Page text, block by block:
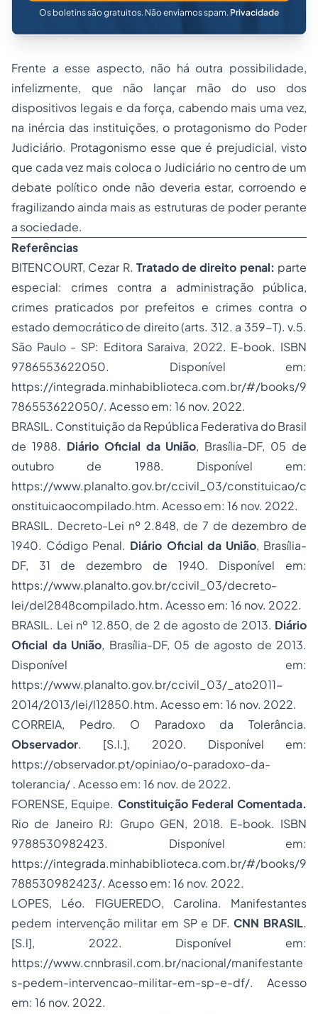
Os boletins são gratuitos. Não enviamos spam. Privacidade
Frente a esse aspecto, não há outra possibilidade,
infelizmente, que não lançar mão do uso dos
dispositivos legais e da força, cabendo mais uma vez,
na inércia das instituições, o protagonismo do Poder
Judiciário. Protagonismo esse que é prejudicial, visto
que cada vez mais coloca o Judiciário no centro de um
debate político onde não deveria estar, corroendo e
fragilizando ainda mais as estruturas de poder perante
a sociedade.
Referências
BITENCOURT, Cezar R. Tratado de direito penal: parte
especial: crimes contra a administração pública,
crimes praticados por prefeitos e crimes contra o
estado democrático de direito (arts. 312. a 359-T). v.5.
São Paulo - SP: Editora Saraiva, 2022. E-book. ISBN
9786553622050. Disponível em:
https://integrada.minhabiblioteca.com.br/#/books/9
786553622050/. Acesso em: 16 nov. 2022.
BRASIL. Constituição da República Federativa do Brasil
de 1988. Diário Oficial da União, Brasília-DF, 05 de
outubro de 1988. Disponível em:
https://www.planalto.gov.br/ccivil_03/constituicao/c
onstituicaocompilado.htm. Acesso em: 16 nov. 2022.
BRASIL. Decreto-Lei nº 2.848, de 7 de dezembro de
1940. Código Penal. Diário Oficial da União, Brasília-
DF, 31 de dezembro de 1940. Disponível em:
https://www.planalto.gov.br/ccivil_03/decreto-
lei/del2848compilado.htm. Acesso em: 16 nov. 2022.
BRASIL. Lei nº 12.850, de 2 de agosto de 2013. Diário
Oficial da União, Brasília-DF, 05 de agosto de 2013.
Disponível em:
https://www.planalto.gov.br/ccivil_03/_ato2011-
2014/2013/lei/l12850.htm. Acesso em: 16 nov. 2022.
CORREIA, Pedro. O Paradoxo da Tolerância.
Observador. [S.l.], 2020. Disponível em:
https://observador.pt/opiniao/o-paradoxo-da-
tolerancia/ . Acesso em: 16 nov. de 2022.
FORENSE, Equipe. Constituição Federal Comentada.
Rio de Janeiro RJ: Grupo GEN, 2018. E-book. ISBN
9788530982423. Disponível em:
https://integrada.minhabiblioteca.com.br/#/books/9
788530982423/. Acesso em: 16 nov. 2022.
LOPES, Léo. FIGUEREDO, Carolina. Manifestantes
pedem intervenção militar em SP e DF.CNN BRASIL.
[S.l], 2022. Disponível em:
https://www.cnnbrasil.com.br/nacional/manifestante
s-pedem-intervencao-militar-em-sp-e-df/. Acesso
em: 16 nov. 2022.